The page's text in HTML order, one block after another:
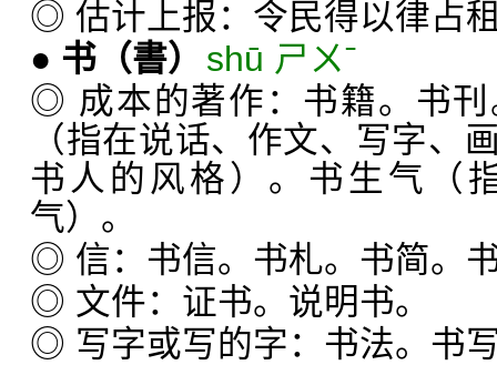
◎ 估计上报：令民得以律占
● 书 （書）
shū ㄕㄨˉ
◎ 成本的著作：书籍。书
（指在说话、作文、写字、
书人的风格）。书生气（
气）。
◎ 信：书信。书札。书简。
◎ 文件：证书。说明书。
◎ 写字或写的字：书法。书